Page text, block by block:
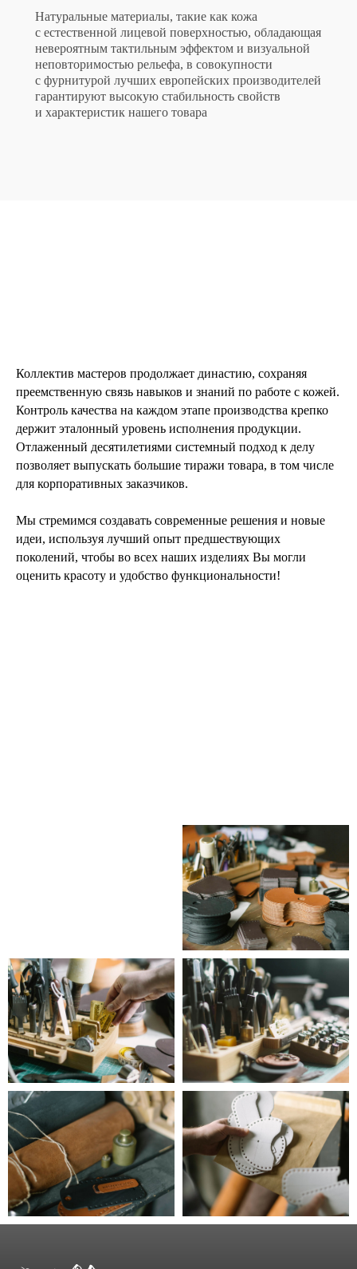
Натуральные материалы, такие как кожа
с естественной лицевой поверхностью, обладающая
невероятным тактильным эффектом и визуальной
неповторимостью рельефа, в совокупности
с фурнитурой лучших европейских производителей
гарантируют высокую стабильность свойств
и характеристик нашего товара
Коллектив мастеров продолжает династию, сохраняя
преемственную связь навыков и знаний по работе с кожей.
Контроль качества на каждом этапе производства крепко
держит эталонный уровень исполнения продукции.
Отлаженный десятилетиями системный подход к делу
позволяет выпускать большие тиражи товара, в том числе
для корпоративных заказчиков.
Мы стремимся создавать современные решения и новые
идеи, используя лучший опыт предшествующих
поколений, чтобы во всех наших изделиях Вы могли
оценить красоту и удобство функциональности!